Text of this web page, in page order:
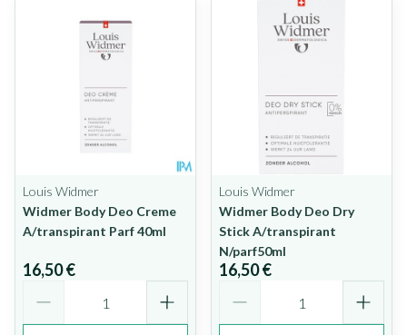
Louis Widmer
Widmer Body Deo Creme
A/transpirant Parf 40ml
16,50 €
Louis Widmer
Widmer Body Deo Dry
Stick A/transpirant
N/parf50ml
16,50 €